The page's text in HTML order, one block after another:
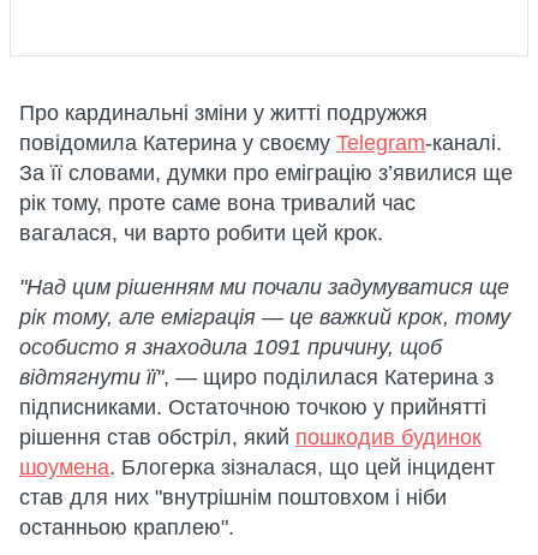
Про кардинальні зміни у житті подружжя
повідомила Катерина у своєму Telegram-каналі.
За її словами, думки про еміграцію з’явилися ще
рік тому, проте саме вона тривалий час
вагалася, чи варто робити цей крок.
"Над цим рішенням ми почали задумуватися ще
рік тому, але еміграція — це важкий крок, тому
особисто я знаходила 1091 причину, щоб
відтягнути її", — щиро поділилася Катерина з
підписниками. Остаточною точкою у прийнятті
рішення став обстріл, який пошкодив будинок
шоумена. Блогерка зізналася, що цей інцидент
став для них "внутрішнім поштовхом і ніби
останньою краплею".